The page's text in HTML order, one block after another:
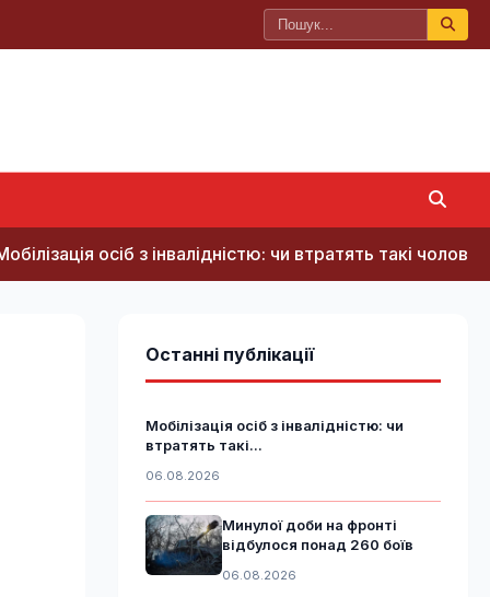
осіб з інвалідністю: чи втратять такі чоловіки
Останні публікації
Мобілізація осіб з інвалідністю: чи
втратять такі...
06.08.2026
Минулої доби на фронті
відбулося понад 260 боїв
06.08.2026